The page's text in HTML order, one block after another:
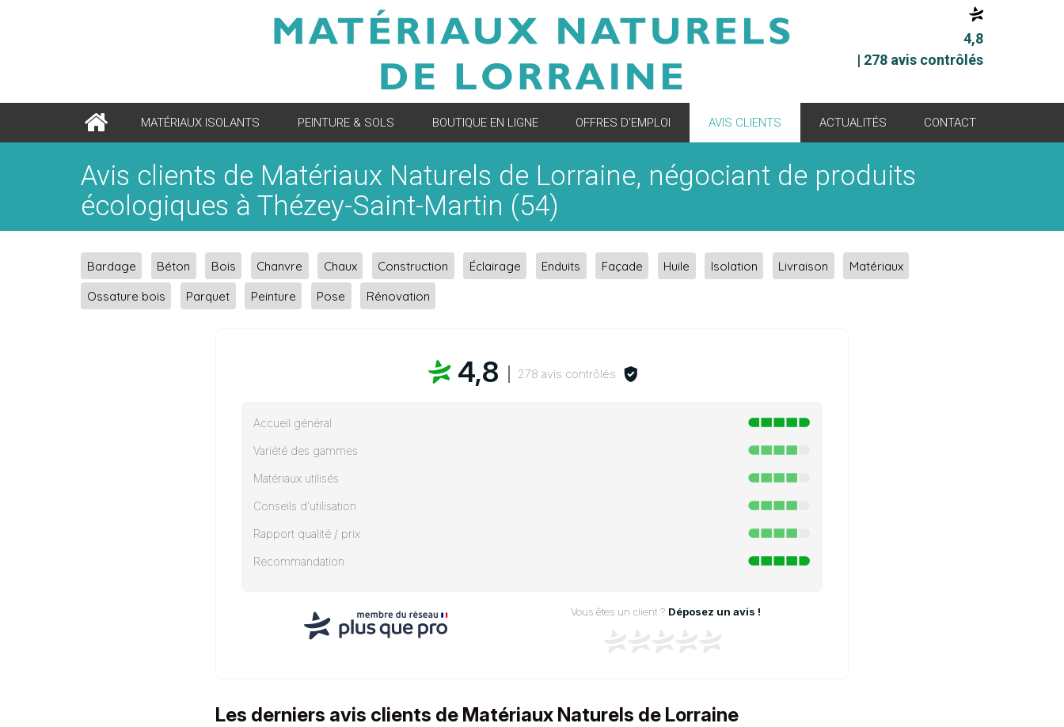
4,8
| 278 avis contrôlés
MATÉRIAUX ISOLANTS PEINTURE & SOLS BOUTIQUE EN LIGNE OFFRES D'EMPLOI AVIS CLIENTS ACTUALITÉS CONTACT
Avis clients de Matériaux Naturels de Lorraine, négociant de produits
écologiques à Thézey-Saint-Martin (54)
Bardage Béton Bois Chanvre Chaux Construction Éclairage Enduits Façade Huile Isolation Livraison
Matériaux
Ossature bois
Parquet Peinture Pose Rénovation
4,8 278 avis contrôlés
Accueil général
Variété des gammes
Matériaux utilisés
Conseils d'utilisation
Rapport qualité / prix
Recommandation
Vous êtes un client ? Déposez un avis !
Les derniers avis clients de Matériaux Naturels de Lorraine